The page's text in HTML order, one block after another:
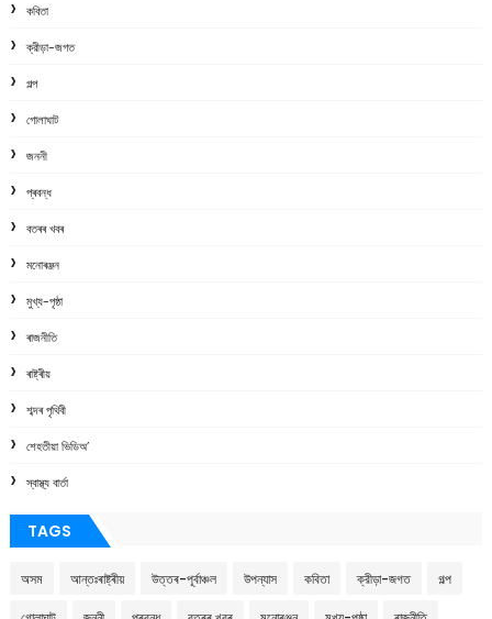
কবিতা
ক্রীড়া-জগত
গল্প
গোলাঘাট
জননী
প্ৰবন্ধ
বতৰৰ খবৰ
মনোৰঞ্জন
মুখ্য-পৃষ্ঠা
ৰাজনীতি
ৰাষ্ট্ৰীয়
শব্দৰ পৃথিবী
শেহতীয়া ভিডিঅ’
স্বাস্থ্য বাৰ্তা
TAGS
অসম আন্তঃৰাষ্ট্ৰীয় উত্তৰ-পূৰ্বাঞ্চল উপন্যাস কবিতা ক্রীড়া-জগত গল্প